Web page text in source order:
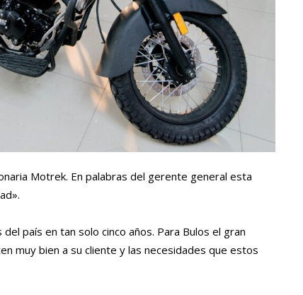
Motrek. En palabras del gerente general esta
país en tan solo cinco años. Para Bulos el gran
muy bien a su cliente y las necesidades que estos